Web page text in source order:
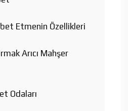
Etmenin Özellikleri
Arıcı Mahşer
Odaları